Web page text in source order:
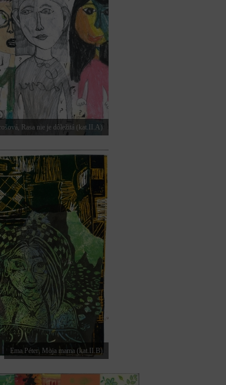
Rasa nie je dôležitá (kat.II.A)
Ema Péter, Moja mama (kat.II.B)